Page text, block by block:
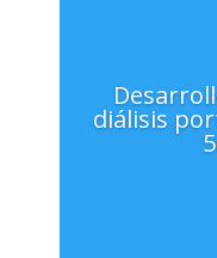
diálisis